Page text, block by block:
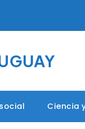
Ciencia